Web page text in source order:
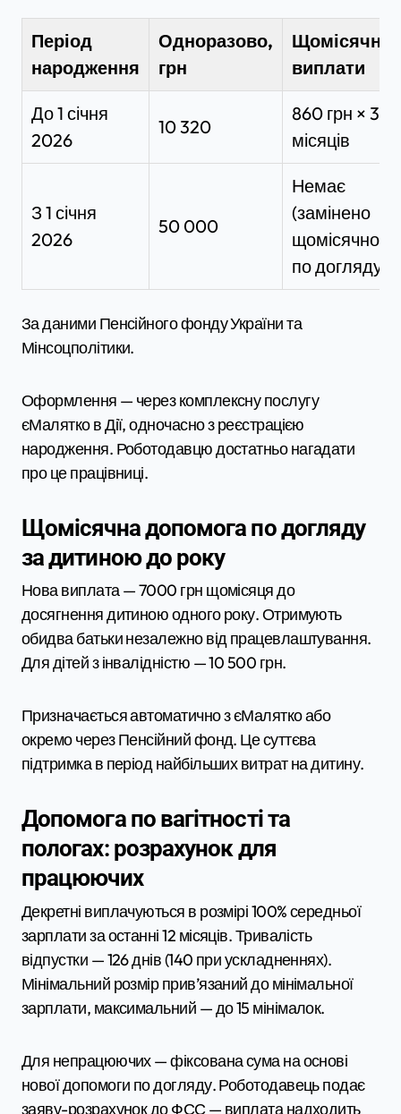
Період
народження
Одноразово,
грн
Щомісячні
виплати
До 1 січня
2026
10 320
860 грн × 36
місяців
З 1 січня
2026
50 000
Немає
(замінено
щомісячною
по догляду)
За даними Пенсійного фонду України та
Мінсоцполітики.
Оформлення — через комплексну послугу
єМалятко в Дії, одночасно з реєстрацією
народження. Роботодавцю достатньо нагадати
про це працівниці.
Щомісячна допомога по догляду
за дитиною до року
Нова виплата — 7000 грн щомісяця до
досягнення дитиною одного року. Отримують
обидва батьки незалежно від працевлаштування.
Для дітей з інвалідністю — 10 500 грн.
Призначається автоматично з єМалятко або
окремо через Пенсійний фонд. Це суттєва
підтримка в період найбільших витрат на дитину.
Допомога по вагітності та
пологах: розрахунок для
працюючих
Декретні виплачуються в розмірі 100% середньої
зарплати за останні 12 місяців. Тривалість
відпустки — 126 днів (140 при ускладненнях).
Мінімальний розмір прив’язаний до мінімальної
зарплати, максимальний — до 15 мінімалок.
Для непрацюючих — фіксована сума на основі
нової допомоги по догляду. Роботодавець подає
заяву-розрахунок до ФСС — виплата надходить